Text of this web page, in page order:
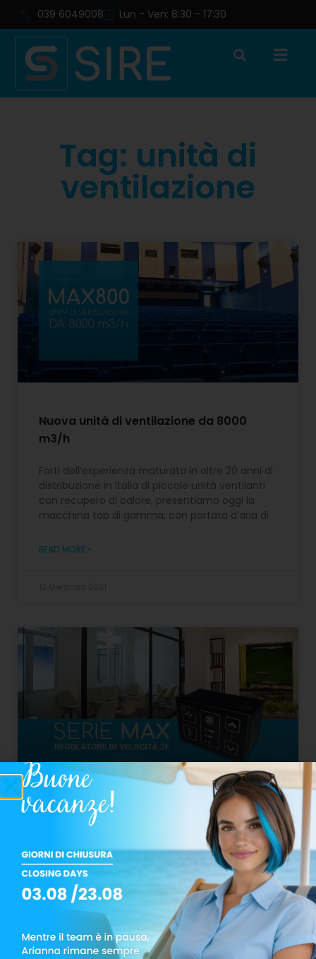
039 6049008 Lun - Ven: 8:30 - 17:30
Tag: unità di
ventilazione
Nuova unità di ventilazione da 8000
m3/h
Forti dell’esperienza maturata in oltre 20 anni di
distribuzione in Italia di piccole unità ventilanti
con recupero di calore, presentiamo oggi la
macchina top di gamma, con portata d’aria di
READ MORE »
Serie Max: regolatore di velocità 3E
(EVO) per le unità di ventilazione
Le unità di ventilazione SIRE della serie MAX,
prodotte nelle varianti di motorizzazione AC ed
EC, possono essere equipaggiate con diversi tipi
di controllo della portata e degli altri parametri
READ MORE »